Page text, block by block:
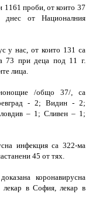
1161 проби, от които 37
днес от Националния
у нас, от които 131 са
73 при деца под 11 г.
лица.
/общо 37/, са
- 2; Видин - 2;
– 1; Сливен – 1;
инфекция са 322-ма
45 от тях.
коронавирусна
лекар в София, лекар в